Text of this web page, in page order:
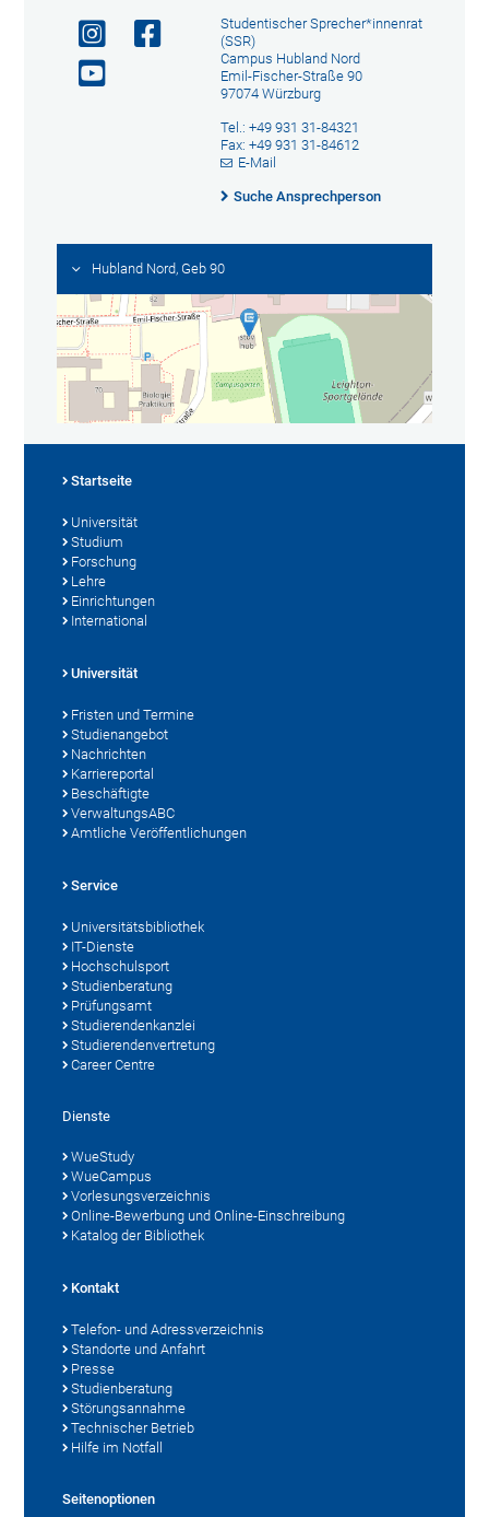
Studentischer Sprecher*innenrat
(SSR)
Campus Hubland Nord
Emil-Fischer-Straße 90
97074 Würzburg
Tel.: +49 931 31-84321
Fax: +49 931 31-84612
E-Mail
Suche Ansprechperson
Hubland Nord, Geb 90
Startseite
Universität
Studium
Forschung
Lehre
Einrichtungen
International
Universität
Fristen und Termine
Studienangebot
Nachrichten
Karriereportal
Beschäftigte
VerwaltungsABC
Amtliche Veröffentlichungen
Service
Universitätsbibliothek
IT-Dienste
Hochschulsport
Studienberatung
Prüfungsamt
Studierendenkanzlei
Studierendenvertretung
Career Centre
Dienste
WueStudy
WueCampus
Vorlesungsverzeichnis
Online-Bewerbung und Online-Einschreibung
Katalog der Bibliothek
Kontakt
Telefon- und Adressverzeichnis
Standorte und Anfahrt
Presse
Studienberatung
Störungsannahme
Technischer Betrieb
Hilfe im Notfall
Seitenoptionen